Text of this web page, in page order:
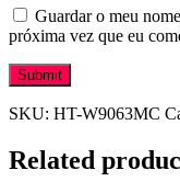
Guardar o meu
próxima vez que eu
SKU: HT-W9063MC
Related